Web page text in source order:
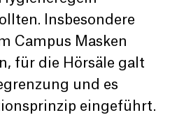
Insbesondere
Campus Masken
für die Hörsäle galt
und es
eingeführt.